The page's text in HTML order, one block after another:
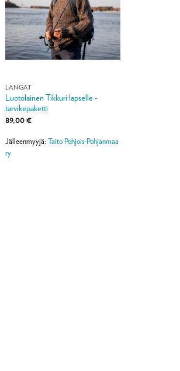
LANGAT
Luotolainen Tikkuri lapselle -
tarvikepaketti
89,00€
Jälleenmyyjä: Taito Pohjois-Pohjanmaa
ry